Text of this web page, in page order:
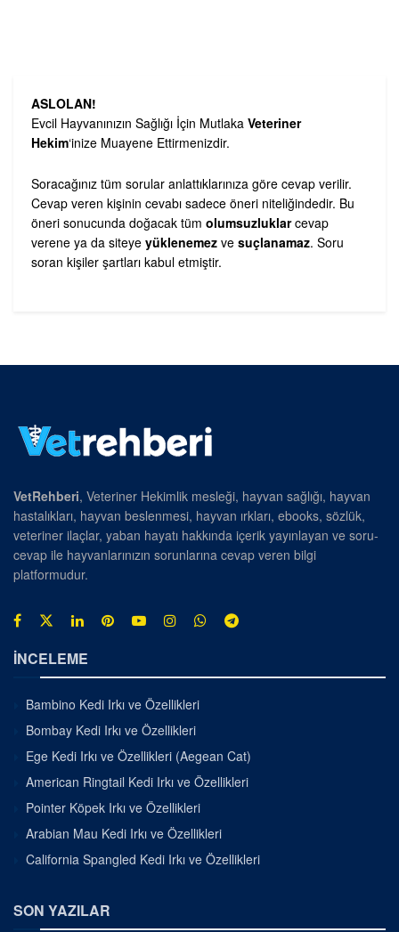
ASLOLAN!
Evcil Hayvanınızın Sağlığı İçin Mutlaka Veteriner
Hekim‘inize Muayene Ettirmenizdir.
Soracağınız tüm sorular anlattıklarınıza göre cevap verilir.
Cevap veren kişinin cevabı sadece öneri niteliğindedir. Bu
öneri sonucunda doğacak tüm olumsuzluklarcevap
verene ya da siteye yüklenemez ve suçlanamaz. Soru
soran kişiler şartları kabul etmiştir.
VetRehberi, Veteriner Hekimlik mesleği, hayvan sağlığı, hayvan
hastalıkları, hayvan beslenmesi, hayvan ırkları, ebooks, sözlük,
veteriner ilaçlar, yaban hayatı hakkında içerik yayınlayan ve soru-
cevap ile hayvanlarınızın sorunlarına cevap veren bilgi
platformudur.
İNCELEME
Bambino Kedi Irkı ve Özellikleri
Bombay Kedi Irkı ve Özellikleri
Ege Kedi Irkı ve Özellikleri (Aegean Cat)
American Ringtail Kedi Irkı ve Özellikleri
Pointer Köpek Irkı ve Özellikleri
Arabian Mau Kedi Irkı ve Özellikleri
California Spangled Kedi Irkı ve Özellikleri
SON YAZILAR